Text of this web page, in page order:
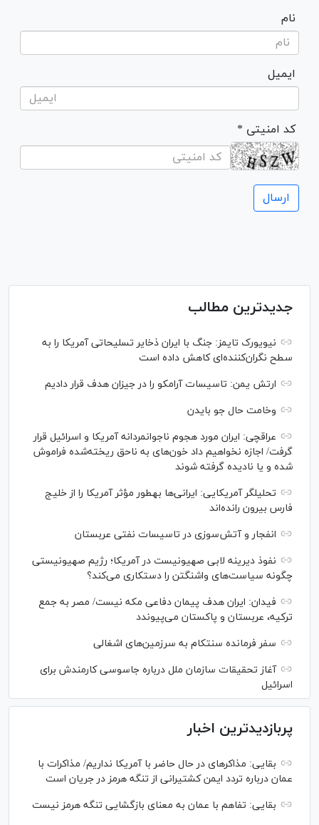
نام
ایمیل
* کد امنیتی
جدیدترین مطالب
نیویورک تایمز: جنگ با ایران ذخایر تسلیحاتی آمریکا را به
سطح نگران‌کننده‌ای کاهش داده است
ارتش یمن: تاسیسات آرامکو را در جیزان هدف قرار دادیم
وخامت حال جو بایدن
عراقچی: ایران مورد هجوم ناجوانمردانه آمریکا و اسرائیل قرار
گرفت/ اجازه نخواهیم داد خون‌های به ناحق ریخته‌شده فراموش
شده و یا نادیده گرفته شوند
تحلیلگر آمریکایی: ایرانی‌ها به‎طور مؤثر آمریکا را از خلیج
فارس بیرون رانده‌اند
انفجار و آتش‌سوزی در تاسیسات نفتی عربستان
نفوذ دیرینه لابی صهیونیست در آمریکا؛ رژیم صهیونیستی
چگونه سیاست‌های واشنگتن را دستکاری می‌کند؟
فیدان: ایران هدف پیمان دفاعی مکه نیست/ مصر به جمع
ترکیه، عربستان و پاکستان می‌پیوندد
سفر فرمانده سنتکام به سرزمین‌های اشغالی
آغاز تحقیقات سازمان ملل درباره جاسوسی کارمندش برای
اسرائیل
پربازدیدترین اخبار
بقایی: مذاکره‎ای در حال حاضر با آمریکا نداریم/ مذاکرات با
عمان درباره تردد ایمن کشتیرانی از تنگه هرمز در جریان است
بقایی: تفاهم با عمان به معنای بازگشایی تنگه هرمز نیست